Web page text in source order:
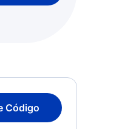
Código